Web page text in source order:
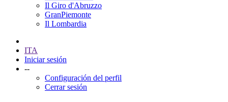
Il Giro d'Abruzzo
GranPiemonte
Il Lombardia
ITA
Iniciar sesión
--
Configuración del perfil
Cerrar sesión